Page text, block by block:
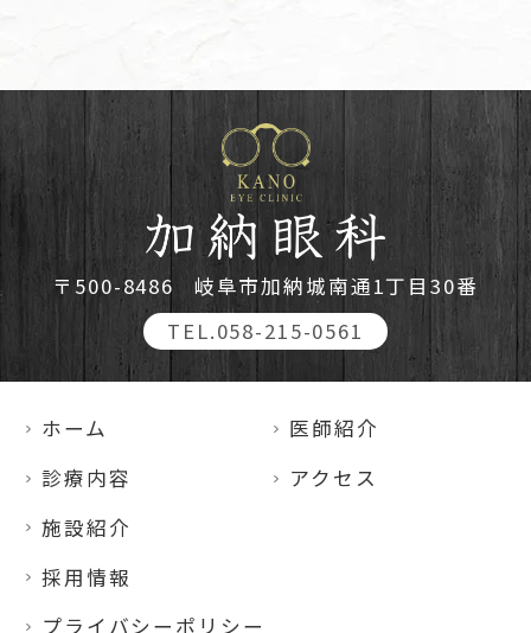
〒500-8486
岐阜市加納城南通1丁目30番
TEL.058-215-0561
ホーム
医師紹介
診療内容
アクセス
施設紹介
採用情報
プライバシーポリシー